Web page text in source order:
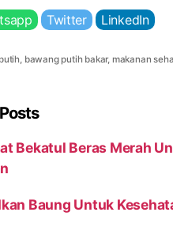
Twitter LinkedIn
, bawang putih bakar, makanan
Bekatul Beras Merah
Baung Untuk